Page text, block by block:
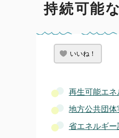
持続可能
いいね！
再生可能エ
地方公共団
省エネルギ